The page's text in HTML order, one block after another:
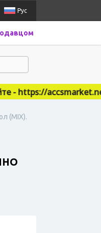
Рус
https://accsmarket.news
(MIX).